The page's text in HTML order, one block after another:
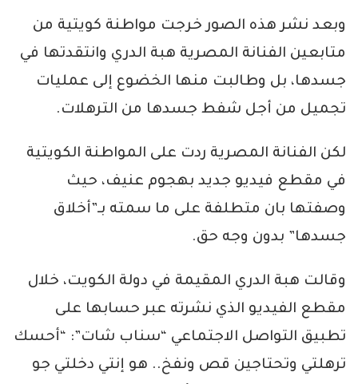
وبعد نشر هذه الصور خرجت مواطنة كويتية من
متابعين الفنانة المصرية هبة الدري وانتقدتها في
جسدها، بل وطالبت منها الخضوع إلى عمليات
تجميل من أجل شفط جسدها من الترهلات.
لكن الفنانة المصرية ردت على المواطنة الكويتية
في مقطع فيديو جديد بهجوم عنيف، حيث
وصفتها بان متطلفة على ما سمته بـ”أخلاق
جسدها” بدون وجه حق.
وقالت هبة الدري المقيمة في دولة الكويت، خلال
مقطع الفيديو الذي نشرته عبر حسابها على
تطبيق التواصل الاجتماعي “سناب شات”: “أحسك
ترهلتي وتحتاجين قص ونفخ.. هو إنتي دخلتي جو